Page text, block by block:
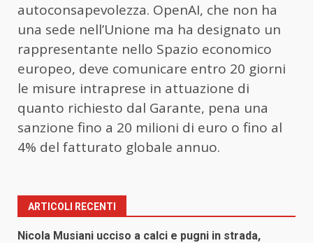
autoconsapevolezza. OpenAI, che non ha
una sede nell’Unione ma ha designato un
rappresentante nello Spazio economico
europeo, deve comunicare entro 20 giorni
le misure intraprese in attuazione di
quanto richiesto dal Garante, pena una
sanzione fino a 20 milioni di euro o fino al
4% del fatturato globale annuo.
ARTICOLI RECENTI
Nicola Musiani ucciso a calci e pugni in strada,